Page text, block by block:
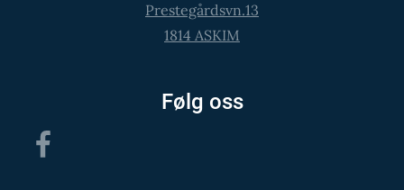
Prestegårdsvn.13
1814 ASKIM
Følg oss
Facebook